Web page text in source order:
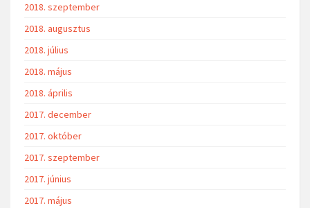
2018. szeptember
2018. augusztus
2018. július
2018. május
2018. április
2017. december
2017. október
2017. szeptember
2017. június
2017. május